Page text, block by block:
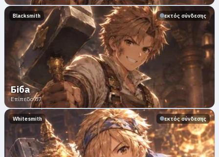
Blacksmith εκτός σύνδεσης
Біба
Επίπεδο 87
Whitesmith εκτός σύνδεσης